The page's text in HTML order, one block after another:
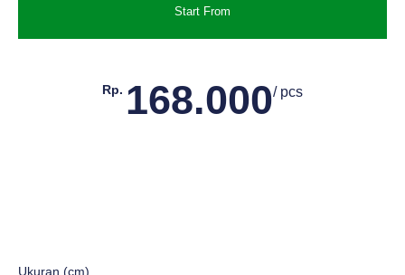
Start From
Rp. 168.000/ pcs
Ukuran (cm)